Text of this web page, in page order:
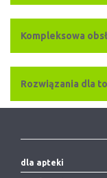
Kompleksowa
Rozwiązania dla
dla apteki